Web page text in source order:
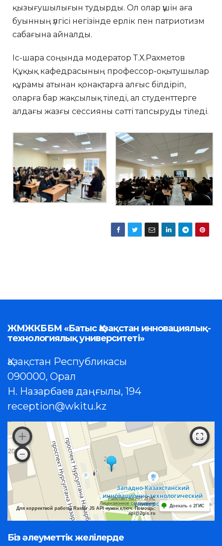
қызығушылығын тудырды. Ол олар үшін аға
буынның үлгісі негізінде ерлік пен патриотизм
сабағына айналды.
Іс-шара соңында модератор Т.Х.Рахметов
Құқық кафедрасының профессор-оқытушылар
құрамы атынан қонақтарға алғыс білдіріп,
оларға бар жақсылық тіледі, ал студенттерге
алдағы жазғы сессияны сәтті тапсыруды тіледі.
ЖМЖКББМ «Батыс Қазақстан инновациялық-
технологиялық университеті»
Қазақстан Республикасы
090000, Орал
Н. Назарбаев даңғылы, 194
reception@wkitu.kz
Работает на API 2ГИС
Лицензионное соглашение
Для корректной работы Raster JS API нужен ключ. Помощь:
api@2gis.ru
Доехать с 2ГИС
Біз әлеуметтік желілерде